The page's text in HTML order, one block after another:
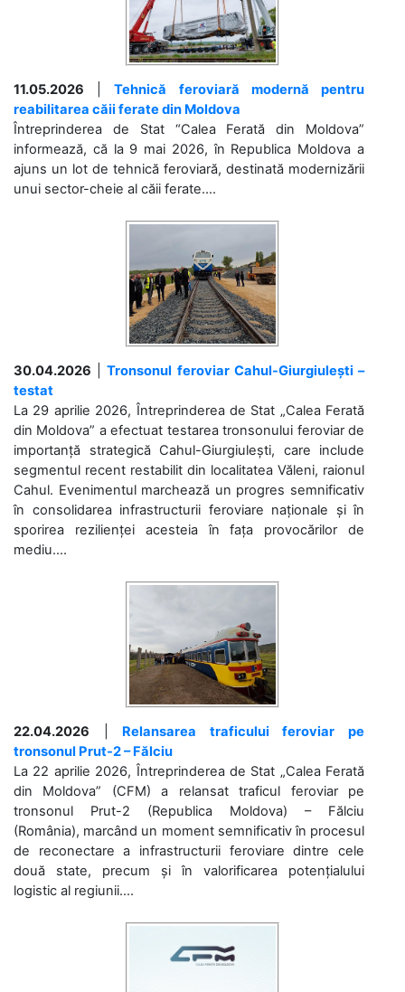
11.05.2026 |Tehnică feroviară modernă pentru
reabilitarea căii ferate din Moldova
Întreprinderea de Stat “Calea Ferată din Moldova”
informează, că la 9 mai 2026, în Republica Moldova a
ajuns un lot de tehnică feroviară, destinată modernizării
unui sector-cheie al căii ferate....
30.04.2026 |Tronsonul feroviar Cahul-Giurgiulești –
testat
La 29 aprilie 2026, Întreprinderea de Stat „Calea Ferată
din Moldova” a efectuat testarea tronsonului feroviar de
importanță strategică Cahul-Giurgiulești, care include
segmentul recent restabilit din localitatea Văleni, raionul
Cahul. Evenimentul marchează un progres semnificativ
în consolidarea infrastructurii feroviare naționale și în
sporirea rezilienței acesteia în fața provocărilor de
mediu....
22.04.2026
Relansarea traficului feroviar pe
tronsonul Prut-2 – Fălciu
La 22 aprilie 2026, Întreprinderea de Stat „Calea Ferată
din Moldova” (CFM) a relansat traficul feroviar pe
tronsonul Prut-2 (Republica Moldova) – Fălciu
(România), marcând un moment semnificativ în procesul
de reconectare a infrastructurii feroviare dintre cele
două state, precum și în valorificarea potențialului
logistic al regiunii....